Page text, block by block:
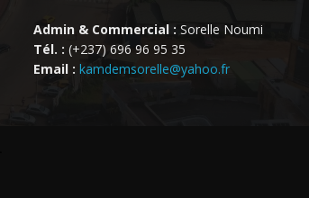
Admin & Commercial : Sorelle Noumi
Tél. : (+237) 696 96 95 35
Email : kamdemsorelle@yahoo.fr